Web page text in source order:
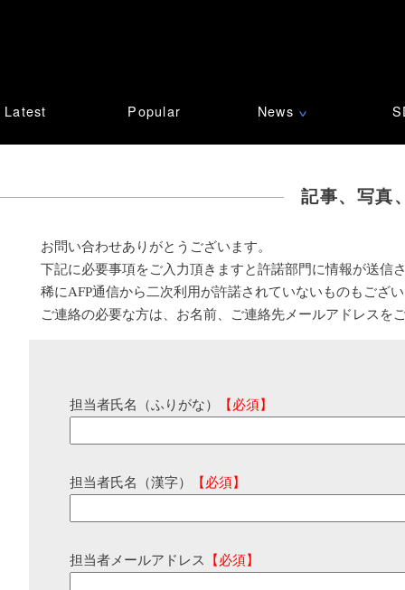
Latest Popular News ∨
記事、写真
お問い合わせありがとうございます。
下記に必要事項をご入力頂きますと許諾部門に情報が送信
稀にAFP通信から二次利用が許諾されていないものもござ
ご連絡の必要な方は、お名前、ご連絡先メールアドレスを
担当者氏名（ふりがな） 【必須】
担当者氏名（漢字） 【必須】
担当者メールアドレス 【必須】